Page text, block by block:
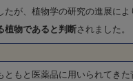
たが、植物学の研究の進展によ
植物であると判断されました。
ともと医薬品に用いられてきた